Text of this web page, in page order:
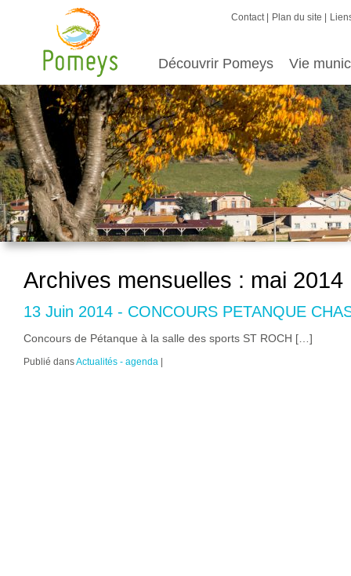
Contact Plan du site
Découvrir Pomeys Vie
Archives mensuelles : mai 2014
13 Juin 2014 - CONCOURS PETANQUE
Concours de Pétanque à la salle des sports ST ROCH […]
Publié dansActualités - agenda